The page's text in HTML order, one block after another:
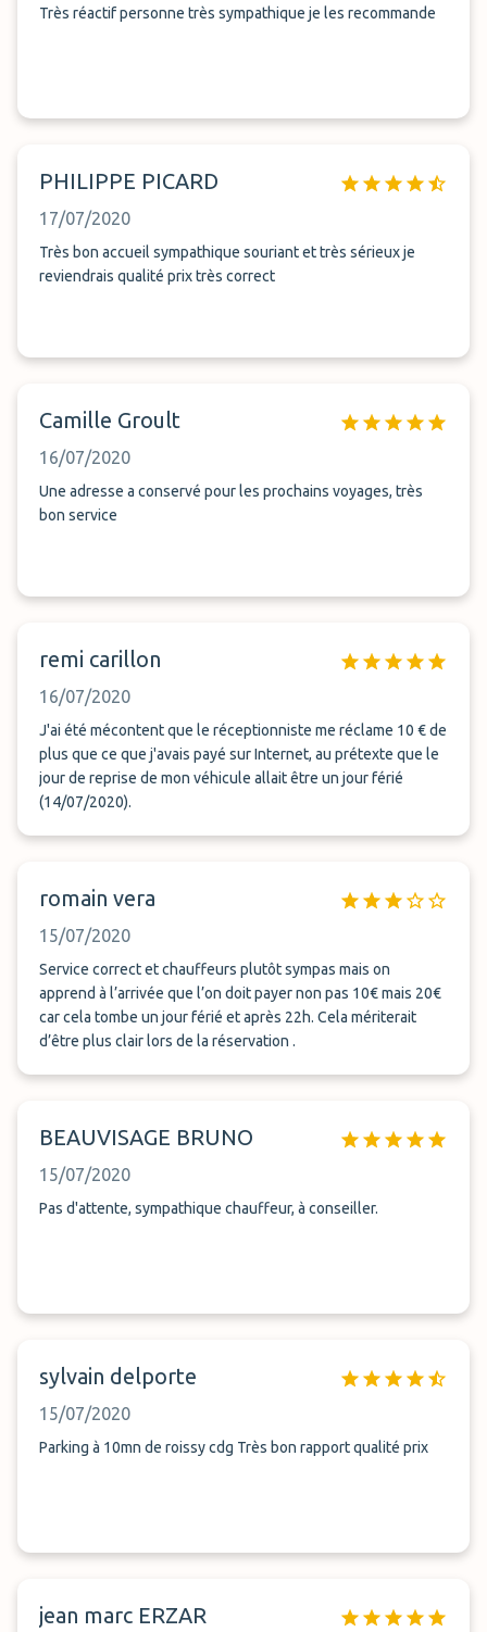
Très réactif personne très sympathique je les recommande
PHILIPPE PICARD
17/07/2020
Très bon accueil sympathique souriant et très sérieux je
reviendrais qualité prix très correct
Camille Groult
16/07/2020
Une adresse a conservé pour les prochains voyages, très
bon service
remi carillon
16/07/2020
J'ai été mécontent que le réceptionniste me réclame 10 € de
plus que ce que j'avais payé sur Internet, au prétexte que le
jour de reprise de mon véhicule allait être un jour férié
(14/07/2020).
romain vera
15/07/2020
Service correct et chauffeurs plutôt sympas mais on
apprend à l’arrivée que l’on doit payer non pas 10€ mais 20€
car cela tombe un jour férié et après 22h. Cela mériterait
d’être plus clair lors de la réservation .
BEAUVISAGE BRUNO
15/07/2020
Pas d'attente, sympathique chauffeur, à conseiller.
sylvain delporte
15/07/2020
Parking à 10mn de roissy cdg Très bon rapport qualité prix
jean marc ERZAR